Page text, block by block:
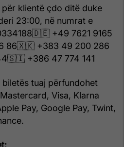
klientë çdo ditë duke
23:00, në numrat e
+49 7621 9165
86🇽🇰 +383 49 200 286
+386 47 774 141
tuaj përfundohet
Visa, Klarna
Pay, Google Pay, Twint,